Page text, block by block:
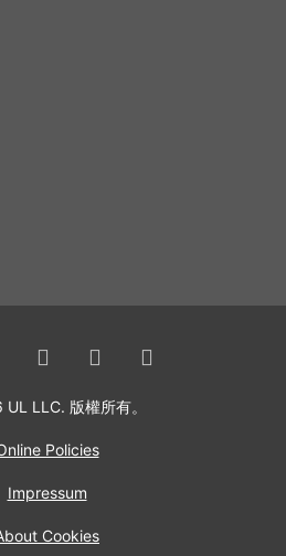
LLC. 版權所有。
Policies
Impressum
Cookies